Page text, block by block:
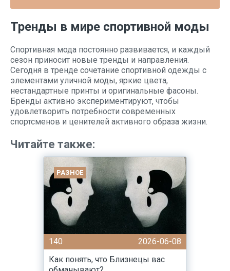
Тренды в мире спортивной моды
Спортивная мода постоянно развивается, и каждый
сезон приносит новые тренды и направления.
Сегодня в тренде сочетание спортивной одежды с
элементами уличной моды, яркие цвета,
нестандартные принты и оригинальные фасоны.
Бренды активно экспериментируют, чтобы
удовлетворить потребности современных
спортсменов и ценителей активного образа жизни.
Читайте также:
РАЗНОЕ
140
2026-06-08
Как понять, что Близнецы вас